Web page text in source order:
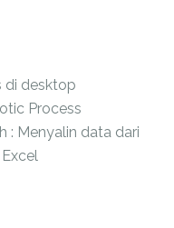
di desktop
Process
: Menyalin data dari